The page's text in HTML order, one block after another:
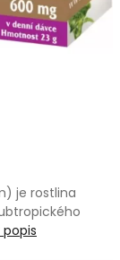
je rostlina